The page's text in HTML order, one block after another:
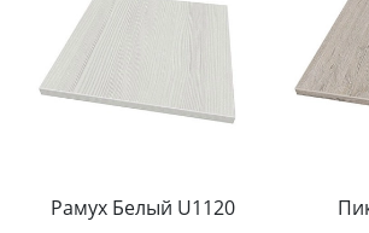
Рамух Белый U1120